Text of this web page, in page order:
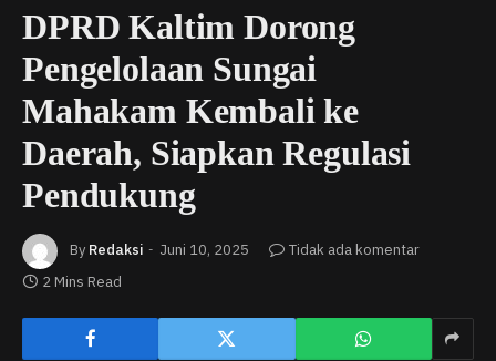
DPRD Kaltim Dorong
Pengelolaan Sungai
Mahakam Kembali ke
Daerah, Siapkan Regulasi
Pendukung
By Redaksi Juni 10, 2025
Tidak ada komentar
2 Mins Read